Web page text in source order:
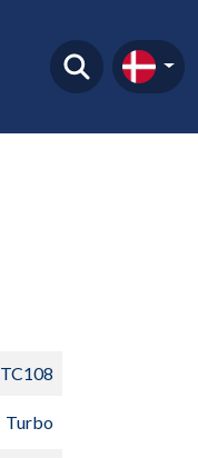
TC108
Turbo